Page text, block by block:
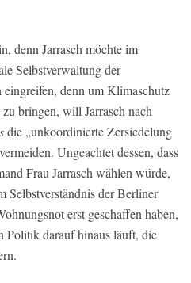
denn Jarrasch möchte im
Selbstverwaltung der
denn um Klimaschutz
bringen, will Jarrasch nach
die „unkoordinierte Zersiedelung
Ungeachtet dessen, dass
Frau Jarrasch wählen würde,
Selbstverständnis der Berliner
erst geschaffen haben,
Politik darauf hinaus läuft, die